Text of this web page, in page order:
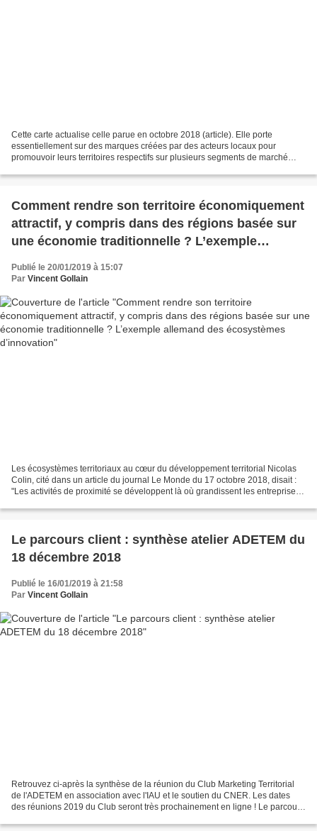
Cette carte actualise celle parue en octobre 2018 (article). Elle porte
essentiellement sur des marques créées par des acteurs locaux pour
promouvoir leurs territoires respectifs sur plusieurs segments de marché
Comment rendre son territoire économiquement
attractif, y compris dans des régions basée sur
une économie traditionnelle ? L’exemple
allemand des écosystèmes d’innovation
Publié le 20/01/2019 à 15:07
Par Vincent Gollain
Les écosystèmes territoriaux au cœur du développement territorial Nicolas
Colin, cité dans un article du journal Le Monde du 17 octobre 2018, disait :
"Les activités de proximité se développent là où grandissent les entreprises
Le parcours client : synthèse atelier ADETEM du
18 décembre 2018
Publié le 16/01/2019 à 21:58
Par Vincent Gollain
Retrouvez ci-après la synthèse de la réunion du Club Marketing Territorial
de l'ADETEM en association avec l'IAU et le soutien du CNER. Les dates
des réunions 2019 du Club seront très prochainement en ligne ! Le parcours